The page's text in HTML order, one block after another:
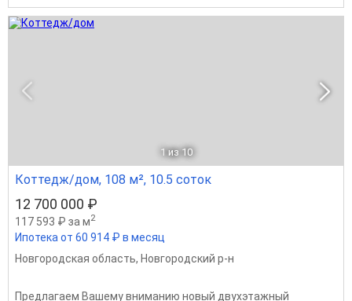
1 из 10
Коттедж/дом, 108 м², 10.5 соток
12 700 000 ₽
117 593 ₽ за м2
Ипотека от 60 914 ₽ в месяц
Новгородская область, Новгородский р-н
Предлагаем Вашему вниманию новый двухэтажный